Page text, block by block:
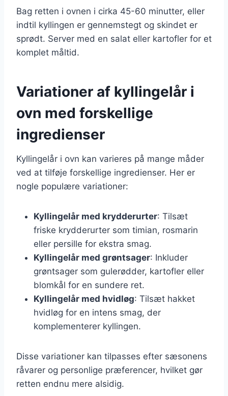
Bag retten i ovnen i cirka 45-60 minutter, eller
indtil kyllingen er gennemstegt og skindet er
sprødt. Server med en salat eller kartofler for et
komplet måltid.
Variationer af kyllingelår i
ovn med forskellige
ingredienser
Kyllingelår i ovn kan varieres på mange måder
ved at tilføje forskellige ingredienser. Her er
nogle populære variationer:
Kyllingelår med krydderurter: Tilsæt
friske krydderurter som timian, rosmarin
eller persille for ekstra smag.
Kyllingelår med grøntsager: Inkluder
grøntsager som gulerødder, kartofler eller
blomkål for en sundere ret.
Kyllingelår med hvidløg: Tilsæt hakket
hvidløg for en intens smag, der
komplementerer kyllingen.
Disse variationer kan tilpasses efter sæsonens
råvarer og personlige præferencer, hvilket gør
retten endnu mere alsidig.